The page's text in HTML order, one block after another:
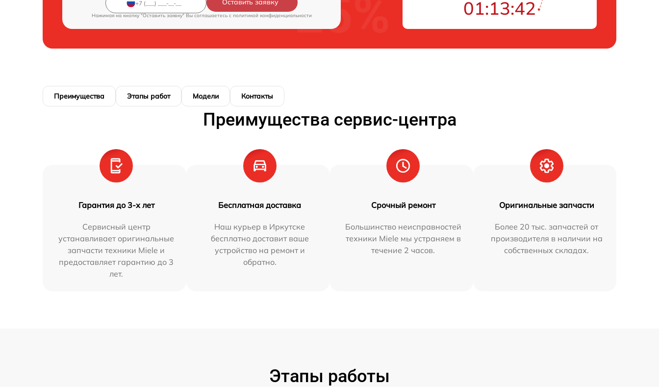
Оставить заявку
Нажимая на кнопку "Оставить заявку" Вы соглашаетесь c политикой конфиденциальности 01:13:42
Преимущества Этапы работ Модели Контакты
Преимущества сервис-центра
Гарантия до 3-х лет
Сервисный центр
устанавливает оригинальные
запчасти техники Miele и
предоставляет гарантию до 3
лет.
Бесплатная доставка
Наш курьер в Иркутске
бесплатно доставит ваше
устройство на ремонт и
обратно.
Срочный ремонт
Большинство неисправностей
техники Miele мы устраняем в
течение 2 часов.
Оригинальные запчасти
Более 20 тыс. запчастей от
производителя в наличии на
собственных складах.
Этапы работы